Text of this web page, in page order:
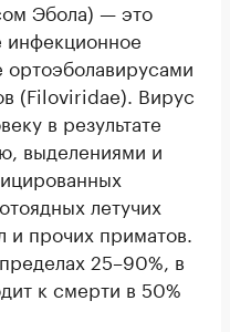
Эбола) — это
инфекционное
(Filoviridae). Вирус
в результате
выделениями и
летучих
прочих приматов.
25–90%, в
к смерти в 50%